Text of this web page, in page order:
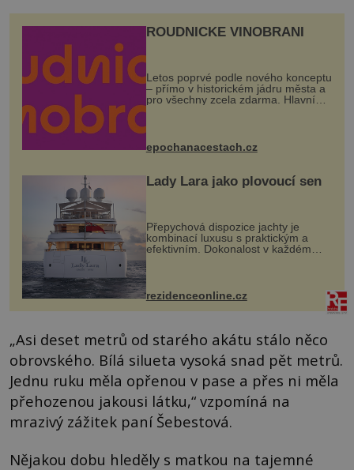
ROUDNICKÉ VINOBRANÍ
Letos poprvé podle nového konceptu
– přímo v historickém jádru města a
pro všechny zcela zdarma. Hlavní
program se odehraje na Karlově a
mohou těšit na víno, burčák, pes...
epochanacestach.cz
Lady Lara jako plovoucí sen
Přepychová dispozice jachty je
kombinací luxusu s praktickým a
efektivním. Dokonalost v každém
detailu představuje značka Fendi
Casa, kterou byly vybaveny její
paluby. Monacký přístav nabízí
každoročn...
rezidenceonline.cz
„Asi deset metrů od starého akátu stálo něco
obrovského. Bílá silueta vysoká snad pět metrů.
Jednu ruku měla opřenou v pase a přes ni měla
přehozenou jakousi látku,“ vzpomíná na
mrazivý zážitek paní Šebestová.
Nějakou dobu hleděly s matkou na tajemné